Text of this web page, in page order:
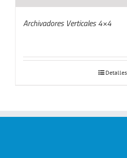
Archivadores Verticales 4×4
Detalles